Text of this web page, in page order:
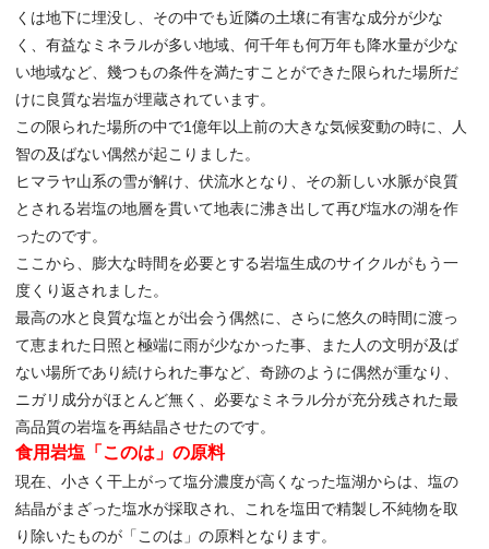
くは地下に埋没し、その中でも近隣の土壌に有害な成分が少な
く、有益なミネラルが多い地域、何千年も何万年も降水量が少な
い地域など、幾つもの条件を満たすことができた限られた場所だ
けに良質な岩塩が埋蔵されています。
この限られた場所の中で1億年以上前の大きな気候変動の時に、人
智の及ばない偶然が起こりました。
ヒマラヤ山系の雪が解け、伏流水となり、その新しい水脈が良質
とされる岩塩の地層を貫いて地表に沸き出して再び塩水の湖を作
ったのです。
ここから、膨大な時間を必要とする岩塩生成のサイクルがもう一
度くり返されました。
最高の水と良質な塩とが出会う偶然に、さらに悠久の時間に渡っ
て恵まれた日照と極端に雨が少なかった事、また人の文明が及ば
ない場所であり続けられた事など、奇跡のように偶然が重なり、
ニガリ成分がほとんど無く、必要なミネラル分が充分残された最
高品質の岩塩を再結晶させたのです。
食用岩塩「このは」の原料
現在、小さく干上がって塩分濃度が高くなった塩湖からは、塩の
結晶がまざった塩水が採取され、これを塩田で精製し不純物を取
り除いたものが「このは」の原料となります。